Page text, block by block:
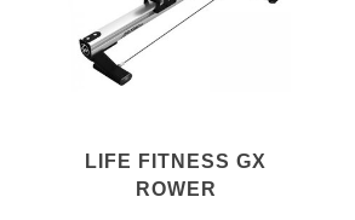
LIFE FITNESS GX
ROWER